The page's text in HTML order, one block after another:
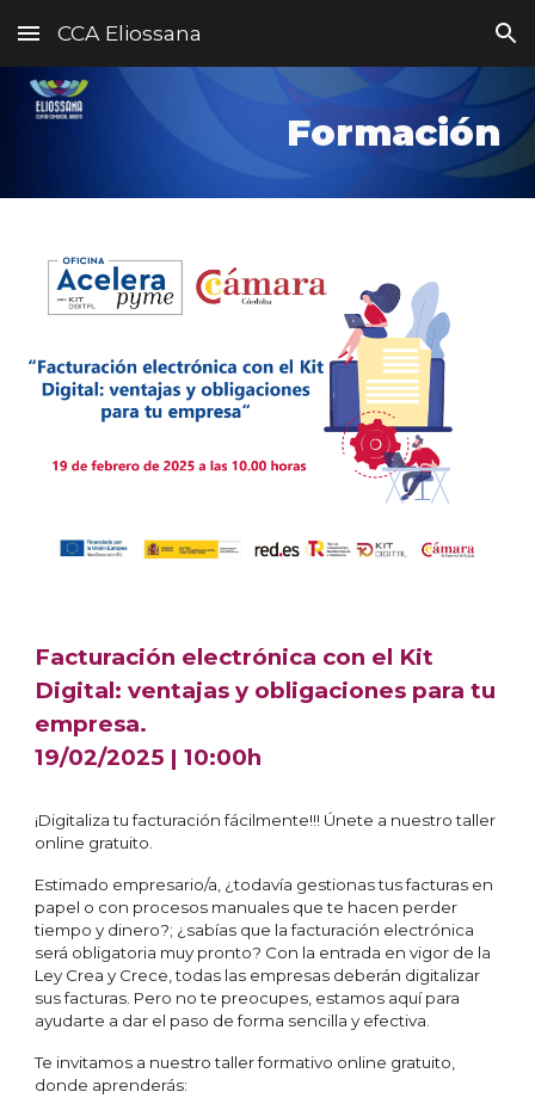
Skip to main content Skip to navigation
CCA Eliossana
Formación
Facturación electrónica con el Kit
Digital: ventajas y obligaciones para tu
empresa.
19/02/2025 | 10:00h
¡Digitaliza tu facturación fácilmente!!! Únete a nuestro taller
online gratuito.
Estimado empresario/a, ¿todavía gestionas tus facturas en
papel o con procesos manuales que te hacen perder
tiempo y dinero?; ¿sabías que la facturación electrónica
será obligatoria muy pronto? Con la entrada en vigor de la
Ley Crea y Crece, todas las empresas deberán digitalizar
sus facturas. Pero no te preocupes, estamos aquí para
ayudarte a dar el paso de forma sencilla y efectiva.
Te invitamos a nuestro taller formativo online gratuito,
donde aprenderás: